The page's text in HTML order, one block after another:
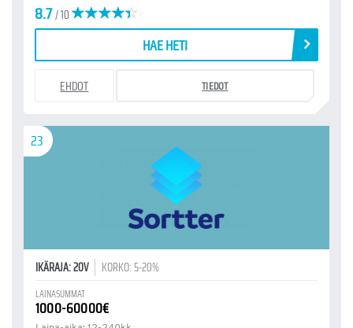
8.7/ 10
HAE HETI
EHDOT TIEDOT
23
IKÄRAJA: 20V KORKO: 5-20%
LAINASUMMAT
1000-60000€